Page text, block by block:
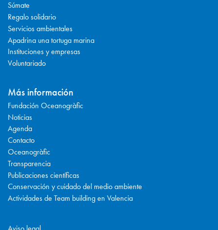
Súmate
Regalo solidario
Servicios ambientales
Apadrina una tortuga marina
Instituciones y empresas
Voluntariado
Más información
Fundación Oceanogràfic
Noticias
Agenda
Contacto
Oceanogràfic
Transparencia
Publicaciones científicas
Conservación y cuidado del medio ambiente
Actividades de Team building en Valencia